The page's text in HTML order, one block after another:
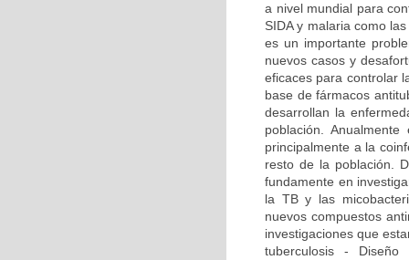
a nivel mundial para
SIDA y malaria como
es un importante
nuevos casos y
eficaces para controlar
base de fármacos
desarrollan la
población.
principalmente a la
resto de la población.
fundamente en
la TB y las
nuevos compuestos
investigaciones que
tuberculosis -